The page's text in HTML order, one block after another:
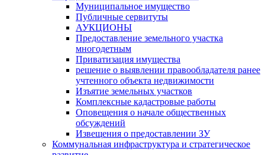
Муниципальное имущество
Публичные сервитуты
АУКЦИОНЫ
Предоставление земельного участка
многодетным
Приватизация имущества
решение о выявлении правообладателя ранее
учтенного объекта недвижимости
Изъятие земельных участков
Комплексные кадастровые работы
Оповещения о начале общественных
обсуждений
Извещения о предоставлении ЗУ
Коммунальная инфраструктура и стратегическое